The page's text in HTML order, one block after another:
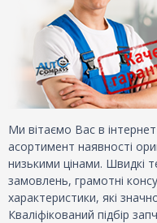
Ми вітаємо Вас в
асортимент наявності
низькими цінами. Швидкі
замовлень, грамотні
характеристики, які
Кваліфікований підбір